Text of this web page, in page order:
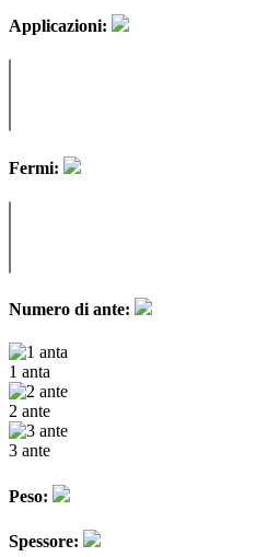
Applicazioni:
Fermi:
Numero di ante:
1 anta
2 ante
3 ante
Peso:
Spessore: